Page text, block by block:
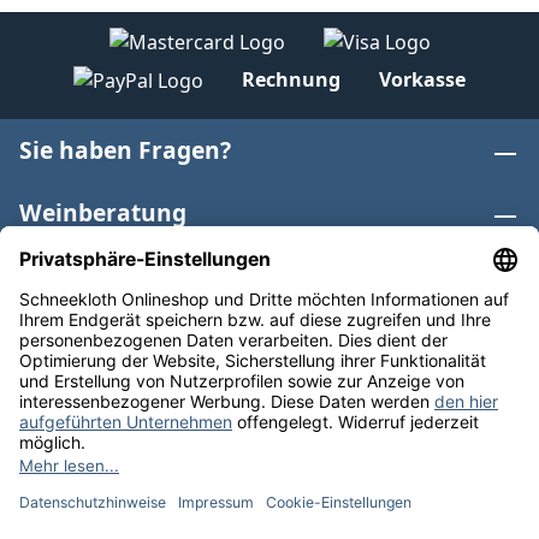
Rechnung Vorkasse
Sie haben Fragen?
Weinberatung
Informationen
Weinkategorien
Internationaler Wein
* Alle Preise inkl. gesetzl. Mehrwertsteuer zzgl.
anders angegeben. Bioprodukte im Bio-Kontrollverfahren